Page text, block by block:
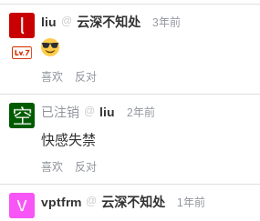
liu @ 云深不知处 3年前
喜欢 反对
已注销 @ liu 2年前
快感失禁
喜欢 反对
vptfrm @ 云深不知处 1年前